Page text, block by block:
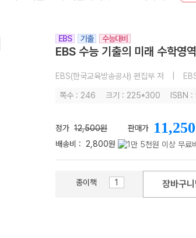
EBS 기출 수능대비
EBS 수능 기출의 미래 수학
EBS(한국교육방송공사) 편집부 저
쪽수 : 246 크기 : 225*300 ISBN
정가 12,500원 판매가 11,250
배송비 : 2,800원
종이책 장바구니